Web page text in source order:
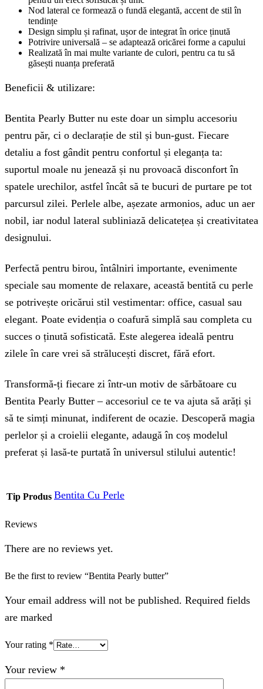
Nod lateral ce formează o fundă elegantă, accent de stil în
tendințe
Design simplu și rafinat, ușor de integrat în orice ținută
Potrivire universală – se adaptează oricărei forme a capului
Realizată în mai multe variante de culori, pentru ca tu să
găsești nuanța preferată
Beneficii & utilizare:
Bentita Pearly Butter nu este doar un simplu accesoriu
pentru păr, ci o declarație de stil și bun-gust. Fiecare
detaliu a fost gândit pentru confortul și eleganța ta:
suportul moale nu jenează și nu provoacă disconfort în
spatele urechilor, astfel încât să te bucuri de purtare pe tot
parcursul zilei. Perlele albe, așezate armonios, aduc un aer
nobil, iar nodul lateral subliniază delicatețea și creativitatea
designului.
Perfectă pentru birou, întâlniri importante, evenimente
speciale sau momente de relaxare, această bentită cu perle
se potrivește oricărui stil vestimentar: office, casual sau
elegant. Poate evidenția o coafură simplă sau completa cu
succes o ținută sofisticată. Este alegerea ideală pentru
zilele în care vrei să strălucești discret, fără efort.
Transformă-ți fiecare zi într-un motiv de sărbătoare cu
Bentita Pearly Butter – accesoriul ce te va ajuta să arăți și
să te simți minunat, indiferent de ocazie. Descoperă magia
perlelor și a croielii elegante, adaugă în coș modelul
preferat și lasă-te purtată în universul stilului autentic!
Tip Produs Bentita Cu Perle
Reviews
There are no reviews yet.
Be the first to review “Bentita Pearly butter”
Your email address will not be published. Required fields
are marked
Your rating *
Your review *